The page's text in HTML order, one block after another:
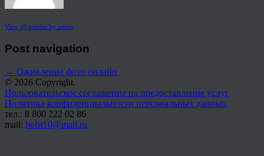
View all articles by anton
Post navigation
← Оживление фото онлайн
© 2026 Copyright.
Пользовательское соглашение на предоставление услуг
Политика конфиденциальности персональных данных
тел.: 8 800 222 02 86
mail: holst10@mail.ru